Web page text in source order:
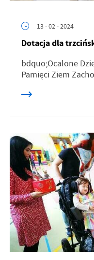
13 - 02 - 2024
Dotacja dla
bdquo;Ocalone
Pamięci Ziem